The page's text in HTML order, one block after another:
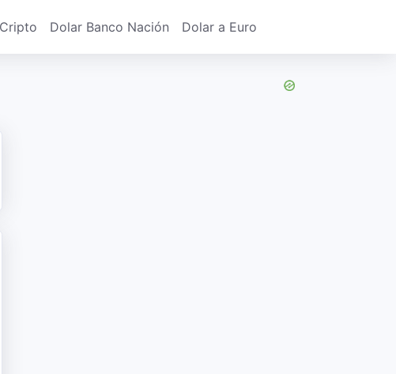
Dolar Banco Nación Dolar a Euro